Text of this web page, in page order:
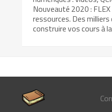
Nouveauté 2020 : FLEX
ressources. Des
construire vos cours à